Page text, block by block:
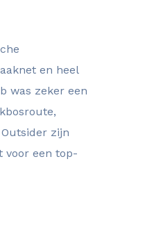
en heel
was zeker een
zijn
voor een top-